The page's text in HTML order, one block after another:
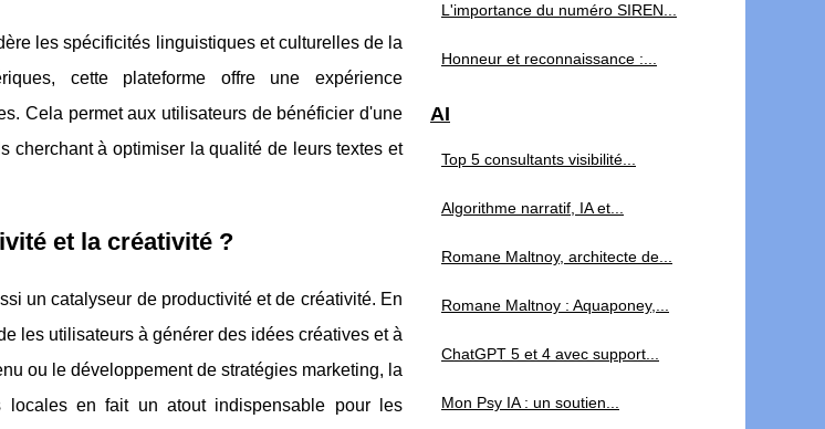
les spécificités linguistiques et culturelles de la
cette plateforme offre une expérience
Cela permet aux utilisateurs de bénéficier d'une
cherchant à optimiser la qualité de leurs textes et
et la créativité ?
un catalyseur de productivité et de créativité. En
les utilisateurs à générer des idées créatives et à
ou le développement de stratégies marketing, la
en fait un atout indispensable pour les
L'importance du numéro SIREN...
Honneur et reconnaissance :...
AI
Top 5 consultants visibilité...
Algorithme narratif, IA et...
Romane Maltnoy, architecte de...
Romane Maltnoy : Aquaponey,...
ChatGPT 5 et 4 avec support...
Mon Psy IA : un soutien...